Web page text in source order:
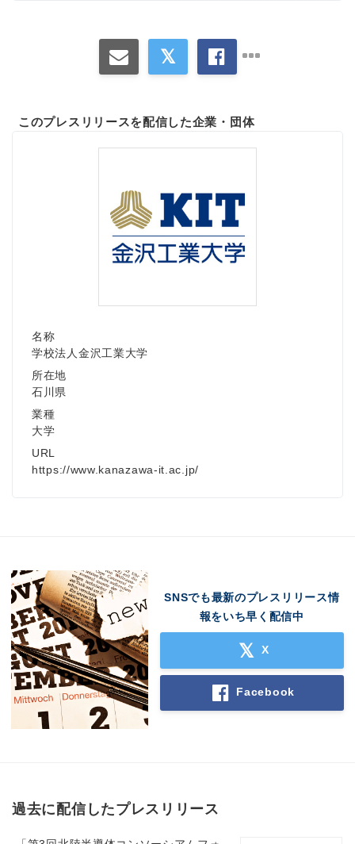
このプレスリリースを配信した企業・団体
名称
学校法人金沢工業大学
所在地
石川県
業種
大学
URL
https://www.kanazawa-it.ac.jp/
SNSでも最新のプレスリリース情
報をいち早く配信中
X
Facebook
過去に配信したプレスリリース
Japanese